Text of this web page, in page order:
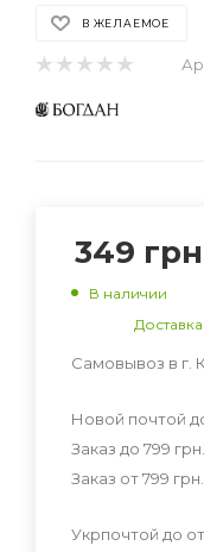
В ЖЕЛАЕМОЕ
349 грн
В наличии
Доставка
Самовывоз в г.
Новой почтой
Заказ до 799
Заказ от 799
Укрпочтой до